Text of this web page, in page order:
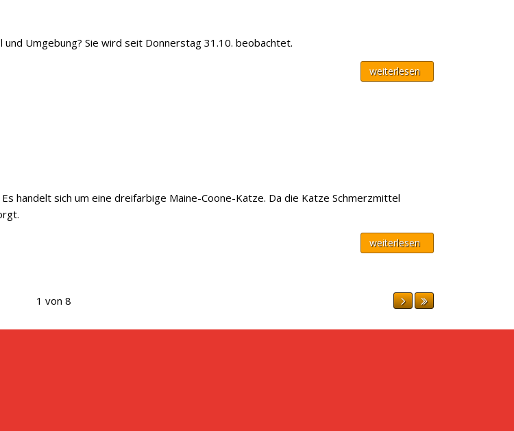
Umgebung? Sie wird seit Donnerstag 31.10. beobachtet.
weiterlesen
handelt sich um eine dreifarbige Maine-Coone-Katze. Da die Katze Schmerzmittel
weiterlesen
1 von 8